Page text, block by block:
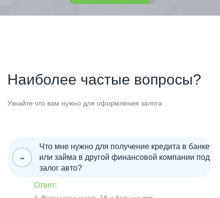
Наиболее частые вопросы?
Узнайте что вам нужно для оформления залога
Что мне нужно для получение кредита в банке
или займа в другой финансовой компании под
залог авто?
Ответ: